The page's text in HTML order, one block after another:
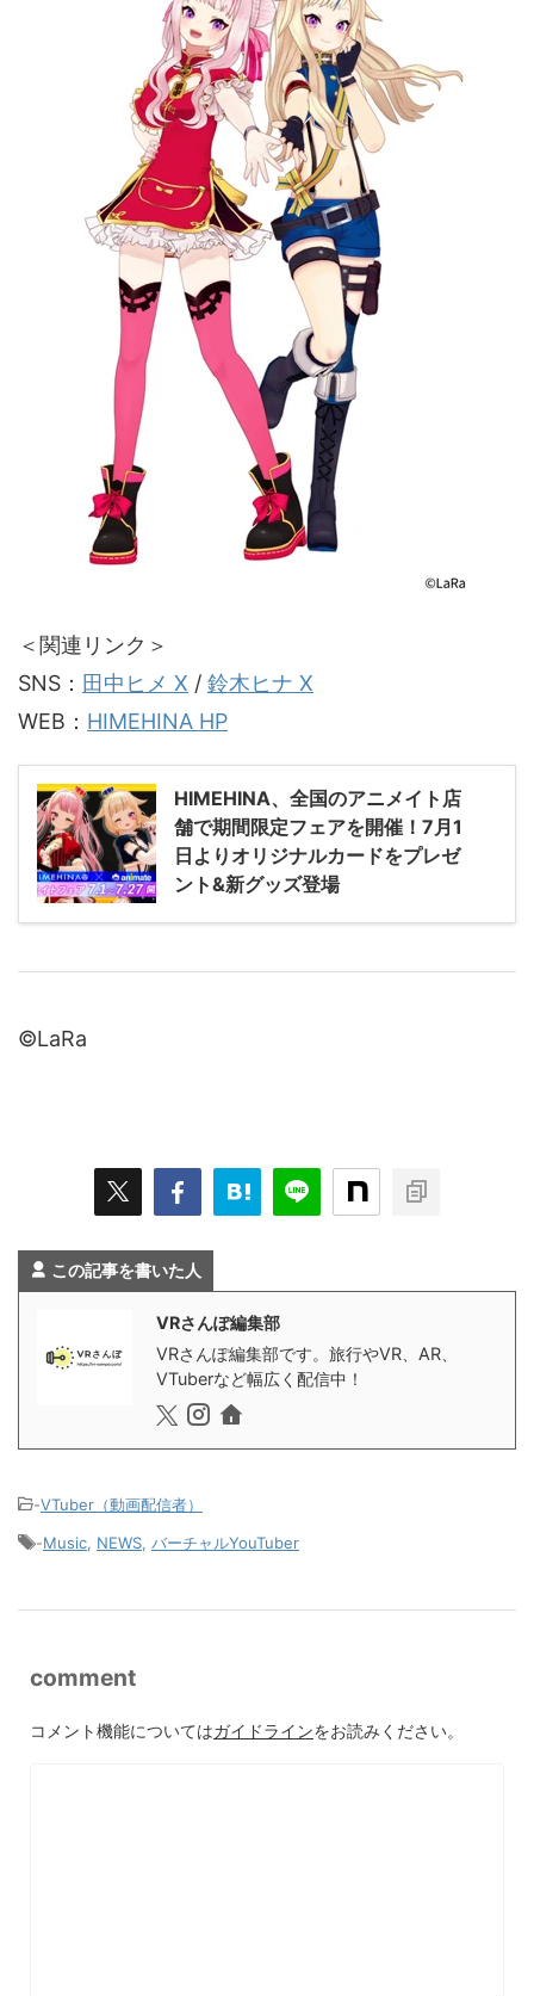
＜関連リンク＞
SNS： 田中ヒメ X / 鈴木ヒナ X
WEB： HIMEHINA HP
HIMEHINA、全国のアニメイト店
舗で期間限定フェアを開催！7月1
日よりオリジナルカードをプレゼ
ント&新グッズ登場
©LaRa
この記事を書いた人
VRさんぽ編集部
VRさんぽ編集部です。旅行やVR、AR、
VTuberなど幅広く配信中！
-VTuber（動画配信者）
-Music, NEWS, バーチャルYouTuber
comment
コメント機能についてはガイドラインをお読みください。